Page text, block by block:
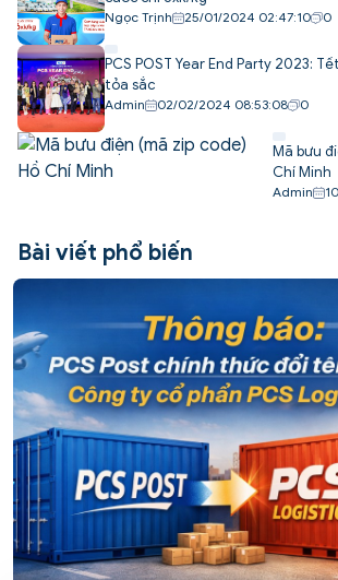
Ngọc Trịnh 25/01/2024 02:47:10 0
PCS POST Year End Party 2023:
tỏa sắc
Admin 02/02/2024 08:53:08 0
Mã bưu
Chí Minh
Admin
Bài viết phổ biến